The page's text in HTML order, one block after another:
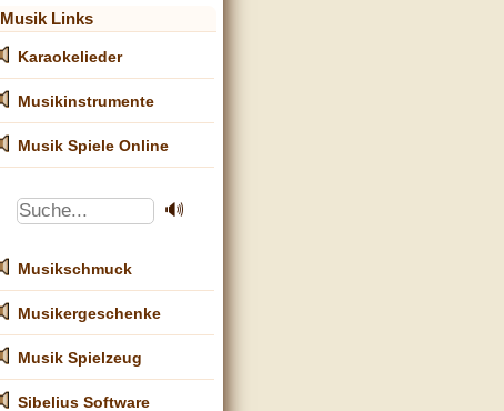
Musik Links
Karaokelieder
Musikinstrumente
Musik Spiele Online
Musikschmuck
Musikergeschenke
Musik Spielzeug
Sibelius Software